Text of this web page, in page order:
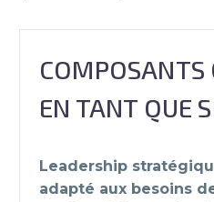
COMPOSANTS
EN TANT QUE
Leadership
adapté aux besoins